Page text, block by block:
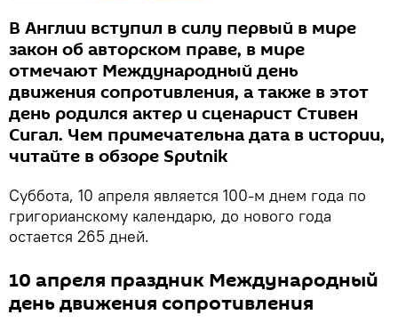
В Англии вступил в силу первый в мире
закон об авторском праве, в мире
отмечают Международный день
движения сопротивления, а также в этот
день родился актер и сценарист Стивен
Сигал. Чем примечательна дата в истории,
читайте в обзоре Sputnik
Cуббота, 10 апреля является 100-м днем года по
григорианскому календарю, до нового года
остается 265 дней.
10 апреля праздник Международный
день движения сопротивления